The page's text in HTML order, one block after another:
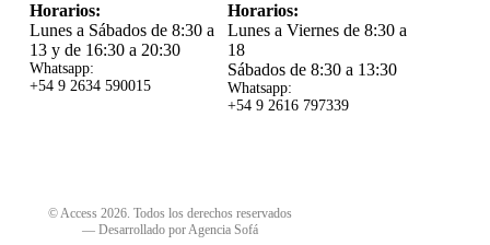
Horarios:
Lunes a Sábados de 8:30 a
13 y de 16:30 a 20:30
Whatsapp:
+54 9 2634 590015
Horarios:
Lunes a Viernes de 8:30 a
18
Sábados de 8:30 a 13:30
Whatsapp:
+54 9 2616 797339
© Access 2026. Todos los derechos reservados
— Desarrollado por Agencia Sofá